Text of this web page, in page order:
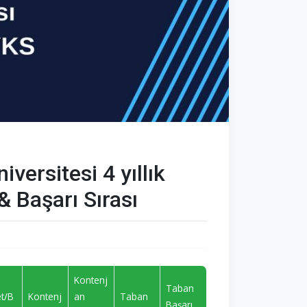
4 yıllık
Sırası
B
Kontenj
Kontenj
an
Taban
Taban